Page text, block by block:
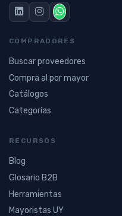
COMPRADORES
Buscar proveedores
Compra al por mayor
Catálogos
Categorías
RECURSOS
Blog
Glosario B2B
Herramientas
Mayoristas UY